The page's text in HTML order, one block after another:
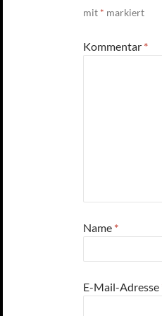
mit * markiert
Kommentar *
Name *
E-Mail-Adresse